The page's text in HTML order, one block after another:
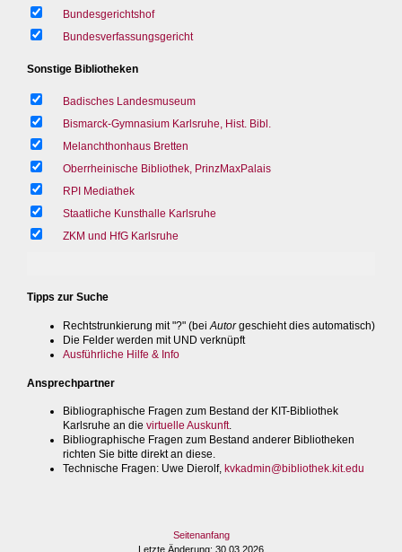
Bundesgerichtshof
Bundesverfassungsgericht
Sonstige Bibliotheken
Badisches Landesmuseum
Bismarck-Gymnasium Karlsruhe, Hist. Bibl.
Melanchthonhaus Bretten
Oberrheinische Bibliothek, PrinzMaxPalais
RPI Mediathek
Staatliche Kunsthalle Karlsruhe
ZKM und HfG Karlsruhe
Tipps zur Suche
Rechtstrunkierung mit "?" (bei Autorgeschieht dies automatisch)
Die Felder werden mit UND verknüpft
Ausführliche Hilfe & Info
Ansprechpartner
Bibliographische Fragen zum Bestand der KIT-Bibliothek
Karlsruhe an die virtuelle Auskunft.
Bibliographische Fragen zum Bestand anderer Bibliotheken
richten Sie bitte direkt an diese.
Technische Fragen: Uwe Dierolf, kvkadmin@bibliothek.kit.edu
Seitenanfang
Letzte Änderung: 30.03.2026